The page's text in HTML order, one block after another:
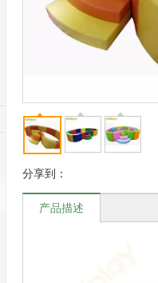
分享到：
产品描述